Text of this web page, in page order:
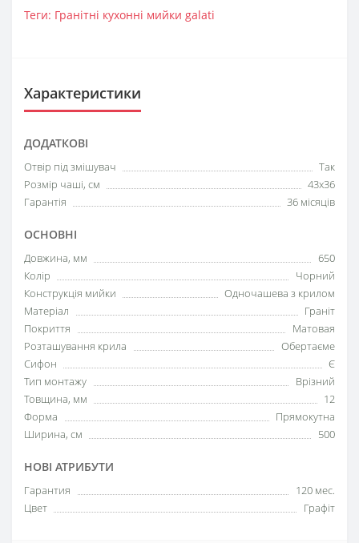
Теги: Гранітні кухонні мийки galati
Характеристики
ДОДАТКОВІ
Отвір під змішувач
Так
Розмір чаші, см
43х36
Гарантія
36 місяців
ОСНОВНІ
Довжина, мм
650
Колір
Чорний
Конструкція мийки
Одночашева з крилом
Матеріал
Граніт
Покриття
Матовая
Розташування крила
Обертаєме
Сифон
Є
Тип монтажу
Врізний
Товщина, мм
12
Форма
Прямокутна
Ширина, см
500
НОВІ АТРИБУТИ
Гарантия
120 мес.
Цвет
Графіт